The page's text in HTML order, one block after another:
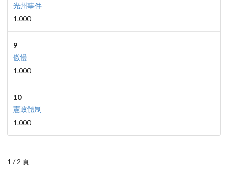
光州事件
1.000
9
傲慢
1.000
10
憲政體制
1.000
1 / 2 頁